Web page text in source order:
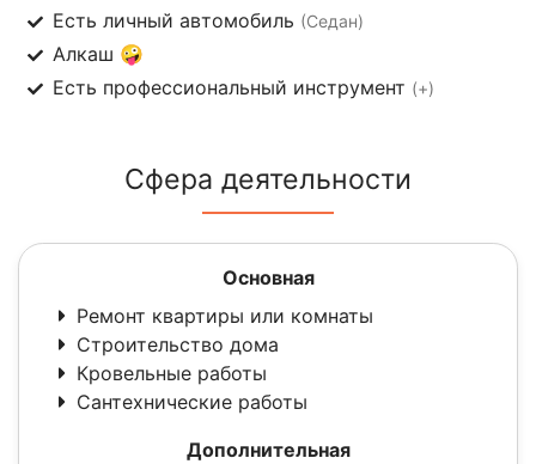
Есть личный автомобиль (Седан)
Алкаш 🤪
Есть профессиональный инструмент (+)
Сфера деятельности
Основная
Ремонт квартиры или комнаты
Строительство дома
Кровельные работы
Сантехнические работы
Дополнительная